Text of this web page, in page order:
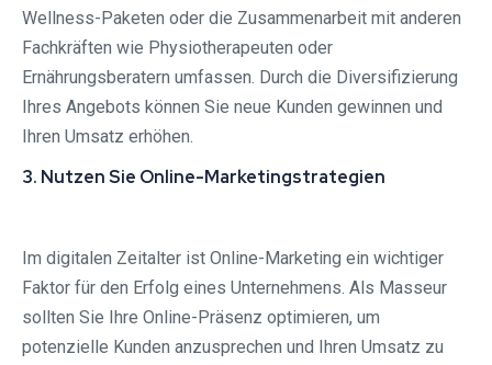
Wellness-Paketen oder die Zusammenarbeit mit anderen
Fachkräften wie Physiotherapeuten oder
Ernährungsberatern umfassen. Durch die Diversifizierung
Ihres Angebots können Sie neue Kunden gewinnen und
Ihren Umsatz erhöhen.
3. Nutzen Sie Online-Marketingstrategien
Im digitalen Zeitalter ist Online-Marketing ein wichtiger
Faktor für den Erfolg eines Unternehmens. Als Masseur
sollten Sie Ihre Online-Präsenz optimieren, um
potenzielle Kunden anzusprechen und Ihren Umsatz zu